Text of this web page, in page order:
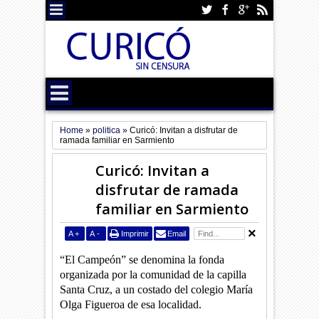
Home »politica »Curicó: Invitan a disfrutar de
ramada familiar en Sarmiento
Curicó: Invitan a
disfrutar de ramada
familiar en Sarmiento
A + A - Imprimir Email
“El Campeón” se denomina la fonda
organizada por la comunidad de la capilla
Santa Cruz, a un costado del colegio María
Olga Figueroa de esa localidad.